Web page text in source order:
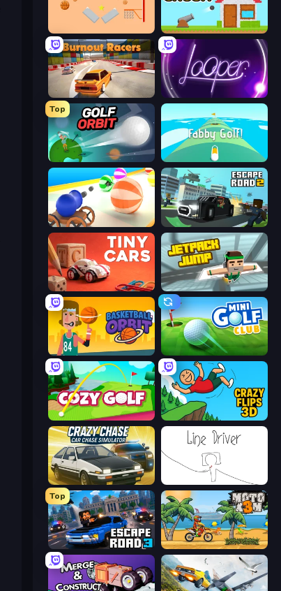
Total Crush
Burnout Racers Looper
Top
Golf Orbit Fabby Golf!
Ball Blaster Escape Road 2
Tiny Cars Jetpack Jump
Basketball Orbit Mini Golf Club
Cozy Golf Crazy Flips 3D
Crazy Chase - Car Chase Simulator
Top
Escape Road 3 Moto X3M